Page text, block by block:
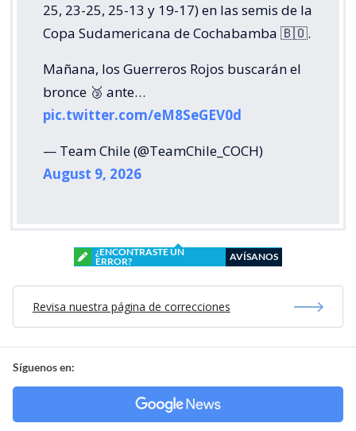
25, 23-25, 25-13 y 19-17) en las semis de la
Copa Sudamericana de Cochabamba 🇧🇴.
Mañana, los Guerreros Rojos buscarán el
bronce 🥉 ante…
pic.twitter.com/eM8SeGEV0d
— Team Chile (@TeamChile_COCH)
August 9, 2026
¿ENCONTRASTE UN
ERROR?
AVÍSANOS
Revisa nuestra página de correcciones
Síguenos en: